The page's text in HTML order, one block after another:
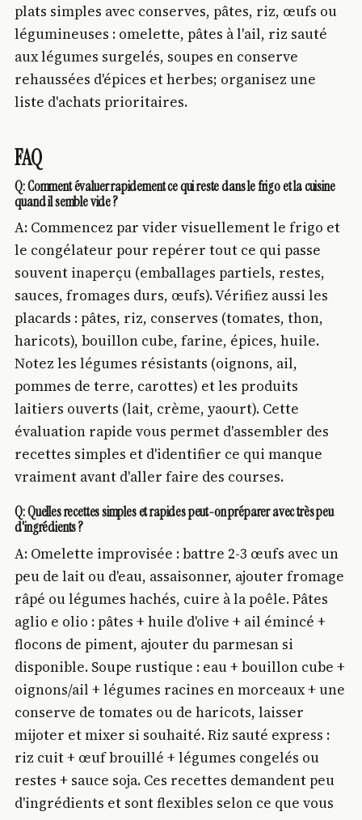
plats simples avec conserves, pâtes, riz, œufs ou
légumineuses : omelette, pâtes à l'ail, riz sauté
aux légumes surgelés, soupes en conserve
rehaussées d'épices et herbes; organisez une
liste d'achats prioritaires.
FAQ
Q: Comment évaluer rapidement ce qui reste dans le frigo et la cuisine
quand il semble vide ?
A: Commencez par vider visuellement le frigo et
le congélateur pour repérer tout ce qui passe
souvent inaperçu (emballages partiels, restes,
sauces, fromages durs, œufs). Vérifiez aussi les
placards : pâtes, riz, conserves (tomates, thon,
haricots), bouillon cube, farine, épices, huile.
Notez les légumes résistants (oignons, ail,
pommes de terre, carottes) et les produits
laitiers ouverts (lait, crème, yaourt). Cette
évaluation rapide vous permet d'assembler des
recettes simples et d'identifier ce qui manque
vraiment avant d'aller faire des courses.
Q: Quelles recettes simples et rapides peut-on préparer avec très peu
d'ingrédients ?
A: Omelette improvisée : battre 2-3 œufs avec un
peu de lait ou d'eau, assaisonner, ajouter fromage
râpé ou légumes hachés, cuire à la poêle. Pâtes
aglio e olio : pâtes + huile d'olive + ail émincé +
flocons de piment, ajouter du parmesan si
disponible. Soupe rustique : eau + bouillon cube +
oignons/ail + légumes racines en morceaux + une
conserve de tomates ou de haricots, laisser
mijoter et mixer si souhaité. Riz sauté express :
riz cuit + œuf brouillé + légumes congelés ou
restes + sauce soja. Ces recettes demandent peu
d'ingrédients et sont flexibles selon ce que vous